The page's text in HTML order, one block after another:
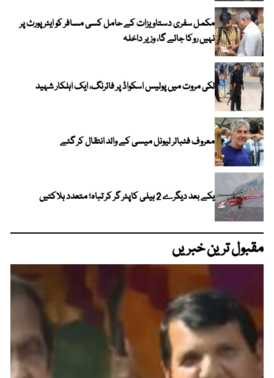
مکمل سفری دستاویزات کے حامل کسی مسافر کو ایئرپورٹ پر
نہیں روکا جائے گا، وزیر داخلہ
لکی مروت میں پولیس اسکواڈ پر فائرنگ، ایک اہلکار شہید
معروف فٹبالر لیونل میسی کے والد انتقال کر گئے
یکے بعد دیگرے 2 ہیلی کاپٹر گر کر تباہ؛ متعدد ہلاکتیں
مقبول ترین خبریں